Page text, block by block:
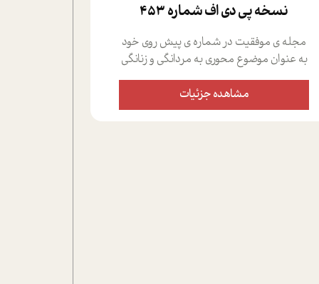
نسخه پي دي اف شماره 453
مجله ی موفقیت در شماره ی پیش روی خود
به عنوان موضوع محوری به مردانگی و زنانگی
سمی پرداخته است؛ علاوه بر این که؛ گفت و
گویی اختصاصی داشته ایم با فردین علیخواه،
جامعه شناس در بخش های مختلف تلاش
مشاهده جزئیات